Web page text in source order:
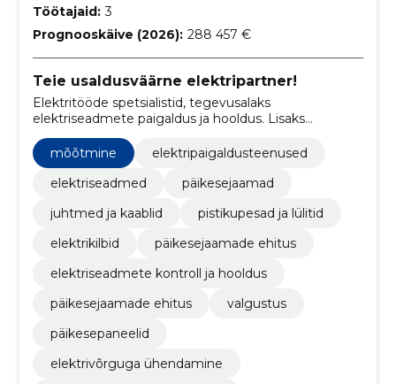
Töötajaid: 3
Prognooskäive (2026): 288 457 €
Teie usaldusväärne elektripartner!
Elektritööde spetsialistid, tegevusalaks
elektriseadmete paigaldus ja hooldus. Lisaks
ehitatakse päikeseenergiajaame ja paigaldatakse
päikesepaneele.
mõõtmine
elektripaigaldusteenused
elektriseadmed
päikesejaamad
juhtmed ja kaablid
pistikupesad ja lülitid
elektrikilbid
päikesejaamade ehitus
elektriseadmete kontroll ja hooldus
päikesejaamade ehitus
valgustus
päikesepaneelid
elektrivõrguga ühendamine